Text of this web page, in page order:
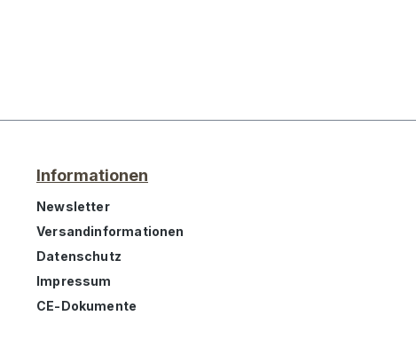
Informationen
Newsletter
Versandinformationen
Datenschutz
Impressum
CE-Dokumente